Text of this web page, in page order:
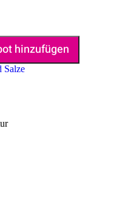
hinzufügen
Salze